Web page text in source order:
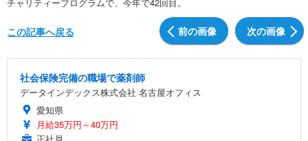
前の画像 次の画像
この記事へ戻る
社会保険完備の職場で薬剤師
データインデックス株式会社 名古屋オフィス
愛知県
月給35万円～40万円